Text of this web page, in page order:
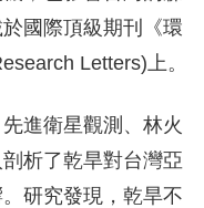
國際頂級期刊《環
Letters)上。
進衛星觀測、林火
析了乾旱對台灣亞
研究發現，乾旱不